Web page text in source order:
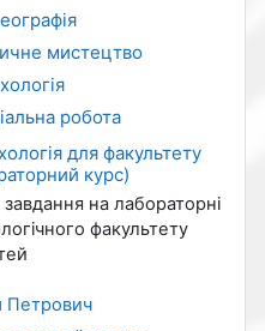
мистецтво
робота
для факультету
курс)
на лабораторні
факультету
Петрович